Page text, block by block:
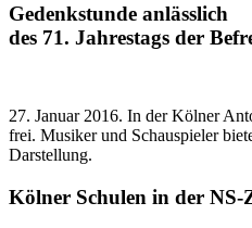
Gedenkstunde anlässlich
des 71. Jahrestags der
27. Januar 2016. In der Kölner
frei. Musiker und Schauspieler
Darstellung.
Kölner Schulen in der NS-